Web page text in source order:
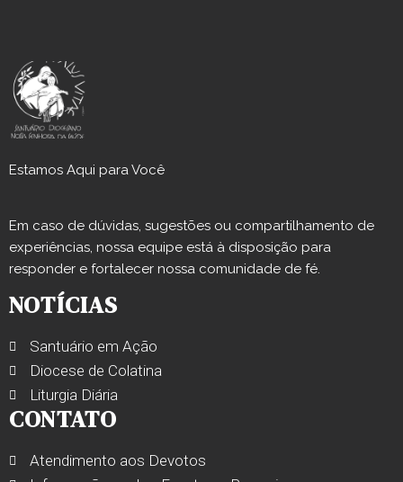
Estamos Aqui para Você
Em caso de dúvidas, sugestões ou compartilhamento de
experiências, nossa equipe está à disposição para
responder e fortalecer nossa comunidade de fé.
NOTÍCIAS
Santuário em Ação
Diocese de Colatina
Liturgia Diária
CONTATO
Atendimento aos Devotos